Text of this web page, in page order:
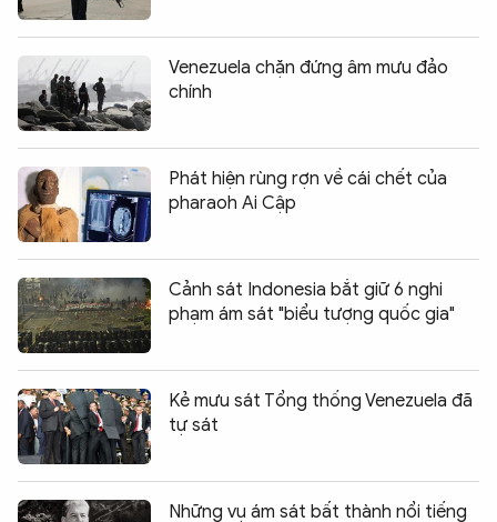
Venezuela chặn đứng âm mưu đảo
chính
Phát hiện rùng rợn về cái chết của
pharaoh Ai Cập
Cảnh sát Indonesia bắt giữ 6 nghi
phạm ám sát "biểu tượng quốc gia"
Kẻ mưu sát Tổng thống Venezuela đã
tự sát
Những vụ ám sát bất thành nổi tiếng